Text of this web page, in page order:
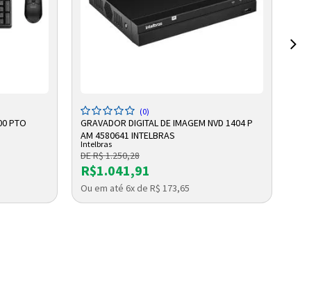
PTO
ADICIONAR A SACOLA
(0)
GRAVADOR DIGITAL DE IMAGEM NVD 1404 P
AM 4580641 INTELBRAS
Intelbras
DE R$ 1.250,28
R$1.041,91
Ou em até 6x de R$ 173,65